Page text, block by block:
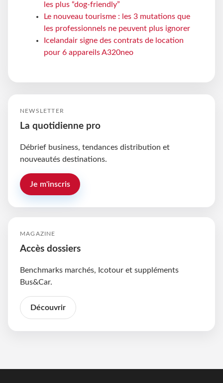
les plus “dog-friendly”
Le nouveau tourisme : les 3 mutations que
les professionnels ne peuvent plus ignorer
Icelandair signe des contrats de location
pour 6 appareils A320neo
NEWSLETTER
La quotidienne pro
Débrief business, tendances distribution et
nouveautés destinations.
Je m'inscris
MAGAZINE
Accès dossiers
Benchmarks marchés, Icotour et suppléments
Bus&Car.
Découvrir